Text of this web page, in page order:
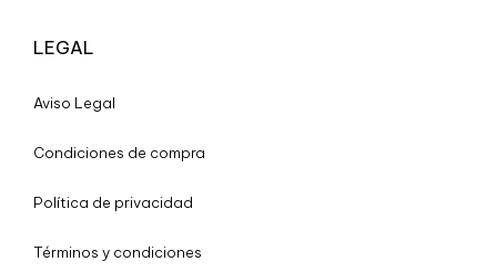
LEGAL
Aviso Legal
Condiciones de compra
Política de privacidad
Términos y condiciones